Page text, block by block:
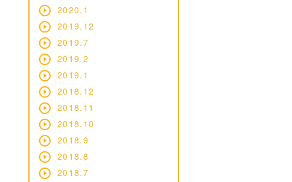
2020.1
2019.12
2019.7
2019.2
2019.1
2018.12
2018.11
2018.10
2018.9
2018.8
2018.7